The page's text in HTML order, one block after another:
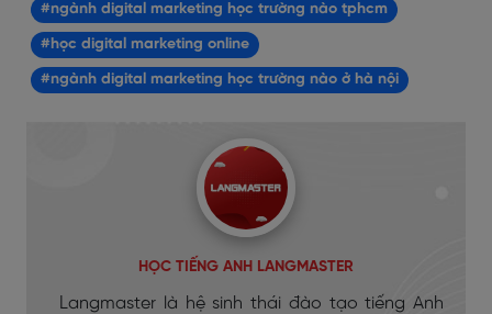
#ngành digital marketing học trường nào tphcm
#học digital marketing online
#ngành digital marketing học trường nào ở hà nội
HỌC TIẾNG ANH LANGMASTER
Langmaster là hệ sinh thái đào tạo tiếng Anh